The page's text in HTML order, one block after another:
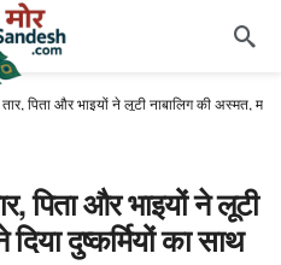
पिता और भाइयों ने लूटी नाबालिग की अस्मत, मां ने
पिता और भाइयों ने लूटी
दुष्कर्मियों का साथ